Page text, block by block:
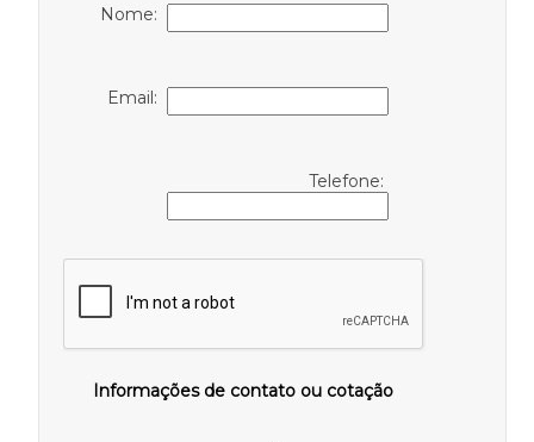
Nome:
Email:
Telefone:
Informações de contato ou cotação